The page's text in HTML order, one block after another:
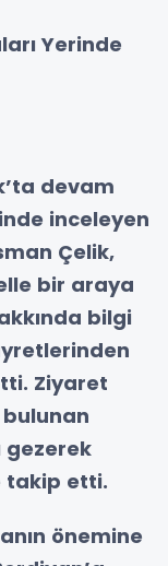
Yerinde
devam
inceleyen
Çelik,
bir araya
bilgi
Ziyaret
gezerek
takip etti.
önemine